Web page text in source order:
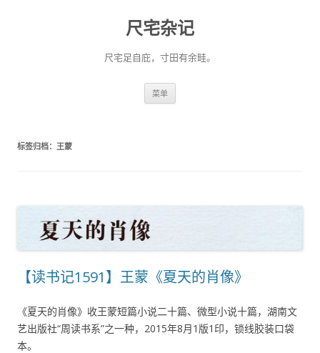
尺宅杂记
尺宅足自庇，寸田有余畦。
菜单
标签归档： 王蒙
【读书记1591】王蒙《夏天的肖像》
《夏天的肖像》收王蒙短篇小说二十篇、微型小说十篇，湖南文
艺出版社“周读书系”之一种，2015年8月1版1印，锁线胶装口袋
本。